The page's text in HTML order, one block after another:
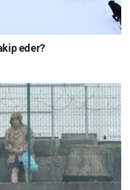
eder?